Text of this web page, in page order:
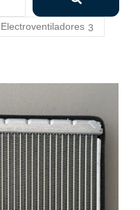
Electroventiladores 3